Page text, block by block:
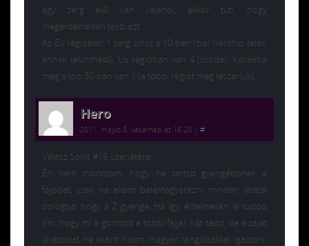
egy zerg elől van valahol, akkor tuti, hogy
megérdemelten teszi azt.
Az Eu régióban 1 zerg sincs a 10-ben (bár Nerchio talán
annak tekinthető), Us régióban van 4 (csoda), Koreába
meg a top 30-ban van 1 (a többi régiót meg leszarjuk).
Hero
2011. május 8. vasárnap at 16:28 #
Válasz Spirit #16 üzenetére:
Én nem mondtam, hogy ne tartsd gyengébbnek a
fajodat, csak ne akard belemagyarázni minden létező
dologba, hogy a Z gyenge. Ha így, értelmesen le tudod
írni, hogy mi a gondod a többi fajjal, hát tedd, de a saját
sírásodat ne akard holmi magyar ranglistákkal igazolni,